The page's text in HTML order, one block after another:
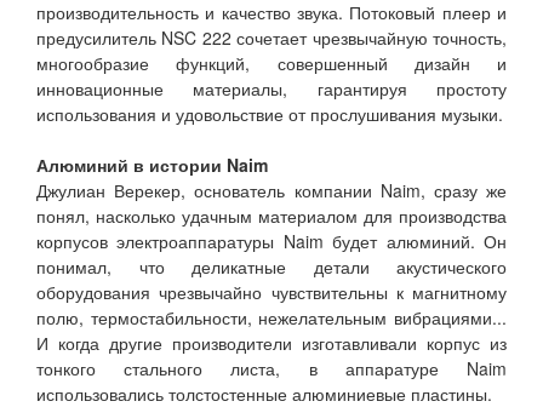
производительность и качество звука. Потоковый плеер и
предусилитель NSC 222 сочетает чрезвычайную точность,
многообразие функций, совершенный дизайн и
инновационные материалы, гарантируя простоту
использования и удовольствие от прослушивания музыки.
Алюминий в истории Naim
Джулиан Верекер, основатель компании Naim, сразу же
понял, насколько удачным материалом для производства
корпусов электроаппаратуры Naim будет алюминий. Он
понимал, что деликатные детали акустического
оборудования чрезвычайно чувствительны к магнитному
полю, термостабильности, нежелательным вибрациями...
И когда другие производители изготавливали корпус из
тонкого стального листа, в аппаратуре Naim
использовались толстостенные алюминиевые пластины.